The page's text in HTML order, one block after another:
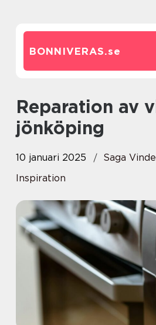
BONNIVERAS.se
Reparation av vitvaror i
jönköping
10 januari 2025
Saga Vinde
Inspiration